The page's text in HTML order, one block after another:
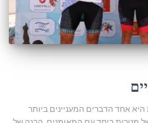
היא אחד הדברים המעניינים ביותר